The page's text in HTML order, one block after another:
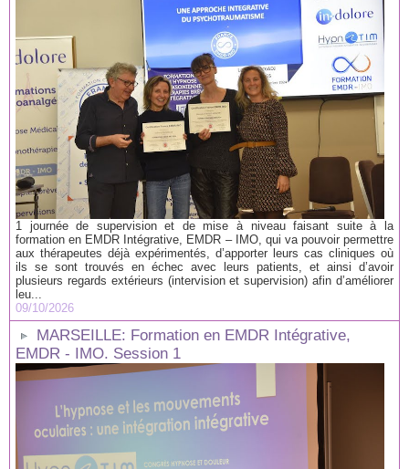
1 journée de supervision et de mise à niveau faisant suite à la
formation en EMDR Intégrative, EMDR – IMO, qui va pouvoir permettre
aux thérapeutes déjà expérimentés, d’apporter leurs cas cliniques où
ils se sont trouvés en échec avec leurs patients, et ainsi d’avoir
plusieurs regards extérieurs (intervision et supervision) afin d’améliorer
leu...
09/10/2026
MARSEILLE: Formation en EMDR Intégrative,
EMDR - IMO. Session 1